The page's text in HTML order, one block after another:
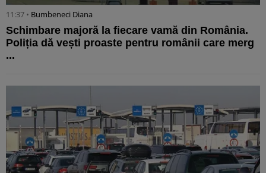
11:37 • Bumbeneci Diana
Schimbare majoră la fiecare vamă din România.
Poliția dă vești proaste pentru românii care merg
...